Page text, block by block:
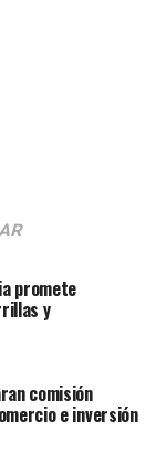
promete
y
comisión
e inversión